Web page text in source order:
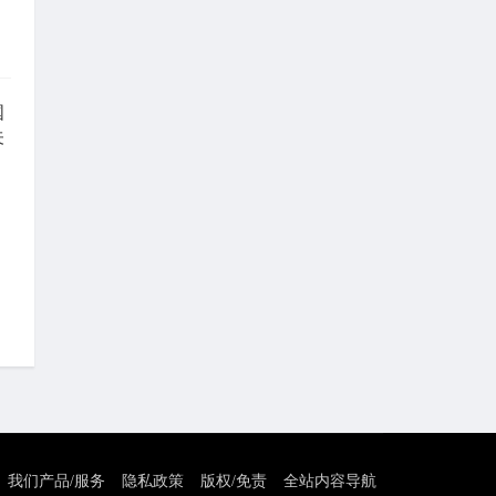
我们产品/服务 隐私政策 版权/免责 全站内容导航